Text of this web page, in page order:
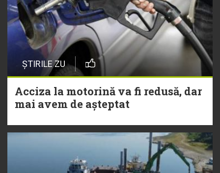
ȘTIRILE ZU
Acciza la motorină va fi redusă, dar
mai avem de așteptat